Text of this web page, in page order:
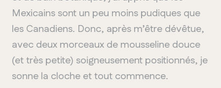
Mexicains sont un peu moins pudiques que
les Canadiens. Donc, après m’être dévêtue,
avec deux morceaux de mousseline douce
(et très petite) soigneusement positionnés, je
sonne la cloche et tout commence.